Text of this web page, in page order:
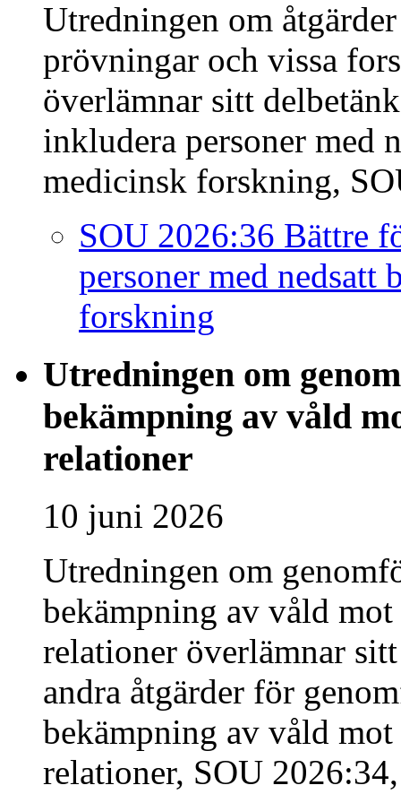
Utredningen om
prövningar och vissa
överlämnar sitt
inkludera personer med
medicinsk forskning,
SOU 2026:36 Bättre
personer med nedsatt
forskning
Utredningen om
bekämpning av våld
relationer
10 juni 2026
Utredningen om
bekämpning av våld
relationer överlämnar
andra åtgärder för
bekämpning av våld
relationer, SOU